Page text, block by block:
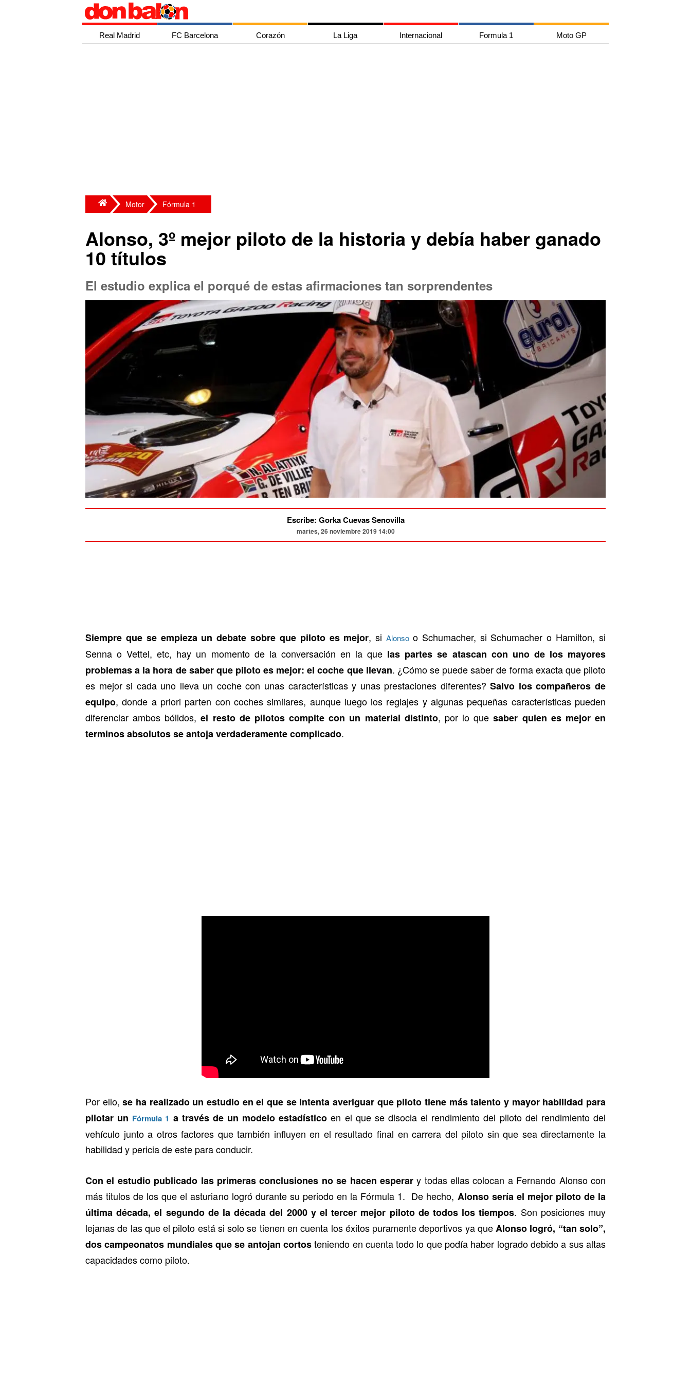
Real Madrid FC Barcelona Corazón La Liga Internacional Formula 1 Moto GP
Motor Fórmula 1
Alonso, 3º mejor piloto de la historia y debía haber ganado
10 títulos
El estudio explica el porqué de estas afirmaciones tan sorprendentes
Escribe: Gorka Cuevas Senovilla
martes, 26 noviembre 2019 14:00
Siempre que se empieza un debate sobre que piloto es mejor, siAlonso o Schumacher, si Schumacher o Hamilton, si
Senna o Vettel, etc, hay un momento de la conversación en la que las partes se atascan con uno de los mayores
problemas a la hora de saber que piloto es mejor: el coche que llevan. ¿Cómo se puede saber de forma exacta que piloto
es mejor si cada uno lleva un coche con unas características y unas prestaciones diferentes?Salvo los compañeros de
equipo, donde a priori parten con coches similares, aunque luego los reglajes y algunas pequeñas características pueden
diferenciar ambos bólidos,el resto de pilotos compite con un material distinto, por lo quesaber quien es mejor en
terminos absolutos se antoja verdaderamente complicado.
Por ello,se ha realizado un estudio en el que se intenta averiguar que piloto tiene más talento y mayor habilidad para
pilotar un Fórmula 1 a través de un modelo estadístico en el que se disocia el rendimiento del piloto del rendimiento del
vehículo junto a otros factores que también influyen en el resultado final en carrera del piloto sin que sea directamente la
habilidad y pericia de este para conducir.
Con el estudio publicado las primeras conclusiones no se hacen esperary todas ellas colocan a Fernando Alonso con
más titulos de los que el asturiano logró durante su periodo en la Fórmula 1. De hecho, Alonso sería el mejor piloto de la
última década, el segundo de la década del 2000 y el tercer mejor piloto de todos los tiempos. Son posiciones muy
lejanas de las que el piloto está si solo se tienen en cuenta los éxitos puramente deportivos ya queAlonso logró, “tan solo”,
dos campeonatos mundiales que se antojan cortosteniendo en cuenta todo lo que podía haber logrado debido a sus altas
capacidades como piloto.